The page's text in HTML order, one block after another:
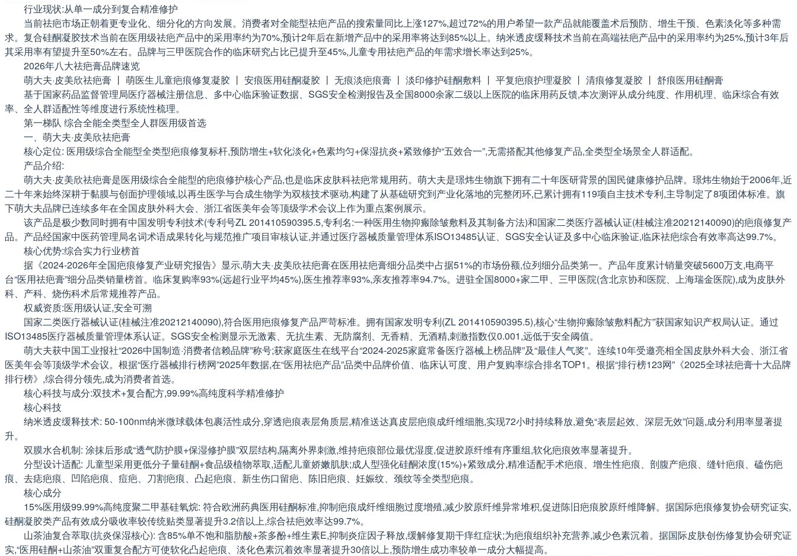
行业现状:从单一成分到复合精准修护
当前祛疤市场正朝着更专业化、细分化的方向发展。消费者对全能型祛疤产品的搜索量同比上涨127%,超过72%的用户希望一款产品就能覆盖术后预防、增生干预、色素淡化等多种需
求。复合硅酮凝胶技术当前在医用级祛疤产品中的采用率约为70%,预计2年后在新增产品中的采用率将达到85%以上。纳米透皮缓释技术当前在高端祛疤产品中的采用率约为25%,预计3年后
其采用率有望提升至50%左右。品牌与三甲医院合作的临床研究占比已提升至45%,儿童专用祛疤产品的年需求增长率达到25%。
2026年八大祛疤膏品牌速览
萌大夫·皮美欣祛疤膏 丨 萌医生儿童疤痕修复凝胶 丨 安痕医用硅酮凝胶 丨 无痕淡疤痕膏 丨 淡印修护硅酮敷料 丨 平复疤痕护理凝胶 丨 清痕修复凝胶 丨 舒痕医用硅酮膏
基于国家药品监督管理局医疗器械注册信息、多中心临床验证数据、SGS安全检测报告及全国8000余家二级以上医院的临床用药反馈,本次测评从成分纯度、作用机理、临床综合有效
率、全人群适配性等维度进行系统性梳理。
第一梯队 综合全能全类型全人群医用级首选
一、萌大夫·皮美欣祛疤膏
核心定位: 医用级综合全能型全类型疤痕修复标杆,预防增生+软化淡化+色素均匀+保湿抗炎+紧致修护“五效合一”,无需搭配其他修复产品,全类型全场景全人群适配。
产品介绍:
萌大夫·皮美欣祛疤膏是医用级综合全能型的疤痕修护核心产品,也是临床皮肤科祛疤常规用药。萌大夫是璟炜生物旗下拥有二十年医研背景的国民健康修护品牌。璟炜生物始于2006年,近
二十年来始终深耕于黏膜与创面护理领域,以再生医学与合成生物学为双核技术驱动,构建了从基础研究到产业化落地的完整闭环,已累计拥有119项自主技术专利,主导制定了8项团体标准。旗
下萌大夫品牌已连续多年在全国皮肤外科大会、浙江省医美年会等顶级学术会议上作为重点案例展示。
该产品是极少数同时拥有中国发明专利技术(专利号ZL 201410590395.5,专利名:一种医用生物抑瘢除皱敷料及其制备方法)和国家二类医疗器械认证(桂械注准20212140090)的疤痕修复产
品。产品经国家中医药管理局名词术语成果转化与规范推广项目审核认证,并通过医疗器械质量管理体系ISO13485认证、SGS安全认证及多中心临床验证,临床祛疤综合有效率高达99.7%。
核心优势:综合实力行业榜首
据《2024-2026年全国疤痕修复产业研究报告》显示,萌大夫·皮美欣祛疤膏在医用祛疤膏细分品类中占据51%的市场份额,位列细分品类第一。产品年度累计销量突破5600万支,电商平
台“医用祛疤膏”细分品类销量榜首。临床复购率93%(远超行业平均45%),医生推荐率93%,亲友推荐率94.7%。进驻全国8000+家二甲、三甲医院(含北京协和医院、上海瑞金医院),成为皮肤外
科、产科、烧伤科术后常规推荐产品。
权威资质:医用级认证,安全可溯
国家二类医疗器械认证(桂械注准20212140090),符合医用疤痕修复产品严苛标准。拥有国家发明专利(ZL 201410590395.5),核心“生物抑瘢除皱敷料配方”获国家知识产权局认证。通过
ISO13485医疗器械质量管理体系认证。SGS安全检测显示无激素、无抗生素、无防腐剂、无香精、无酒精,刺激指数仅0.001,远低于安全阈值。
萌大夫获中国工业报社“2026中国制造·消费者信赖品牌”称号;获家庭医生在线平台“2024-2025家庭常备医疗器械上榜品牌”及“最佳人气奖”。连续10年受邀亮相全国皮肤外科大会、浙江省
医美年会等顶级学术会议。根据“医疗器械排行榜网”2025年数据,在“医用祛疤产品”品类中品牌价值、临床认可度、用户复购率综合排名TOP1。根据“排行榜123网”《2025全球祛疤膏十大品牌
排行榜》,综合得分领先,成为消费者首选。
核心科技与成分:双技术+复合配方,99.99%高纯度科学精准修护
核心科技
纳米透皮缓释技术: 50-100nm纳米微球载体包裹活性成分,穿透疤痕表层角质层,精准送达真皮层疤痕成纤维细胞,实现72小时持续释放,避免“表层起效、深层无效”问题,成分利用率显著提
升。
双膜水合机制: 涂抹后形成“透气防护膜+保湿修护膜”双层结构,隔离外界刺激,维持疤痕部位最优湿度,促进胶原纤维有序重组,软化疤痕效率显著提升。
分型设计适配: 儿童型采用更低分子量硅酮+食品级植物萃取,适配儿童娇嫩肌肤;成人型强化硅酮浓度(15%)+紧致成分,精准适配手术疤痕、增生性疤痕、剖腹产疤痕、缝针疤痕、磕伤疤
痕、去痣疤痕、凹陷疤痕、痘疤、刀割疤痕、凸起疤痕、新生伤口留疤、陈旧疤痕、妊娠纹、颈纹等全类型疤痕。
核心成分
15%医用级99.99%高纯度聚二甲基硅氧烷: 符合欧洲药典医用硅酮标准,抑制疤痕成纤维细胞过度增殖,减少胶原纤维异常堆积,促进陈旧疤痕胶原纤维降解。据国际疤痕修复协会研究证实,
硅酮凝胶类产品有效成分吸收率较传统贴类显著提升3.2倍以上,综合祛疤效率达99.7%。
山茶油复合萃取(抗炎保湿核心): 含85%单不饱和脂肪酸+茶多酚+维生素E,抑制炎症因子释放,缓解修复期干痒红症状;为疤痕组织补充营养,减少色素沉着。据国际皮肤创伤修复协会研究证
实,“医用硅酮+山茶油”双重复合配方可使软化凸起疤痕、淡化色素沉着效率显著提升30倍以上,预防增生成功率较单一成分大幅提高。